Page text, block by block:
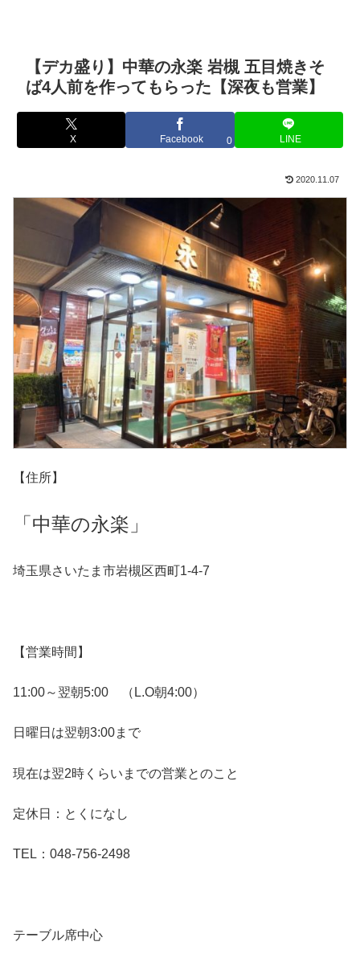
【デカ盛り】中華の永楽 岩槻 五目焼きそ
ば4人前を作ってもらった【深夜も営業】
X Facebook 0 LINE
2020.11.07
【住所】
「中華の永楽」
埼玉県さいたま市岩槻区西町1-4-7
【営業時間】
11:00～翌朝5:00 （L.O朝4:00）
日曜日は翌朝3:00まで
現在は翌2時くらいまでの営業とのこと
定休日：とくになし
TEL：048-756-2498
テーブル席中心